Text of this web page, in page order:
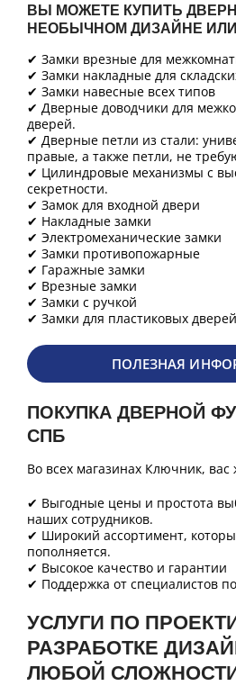
ВЫ МОЖЕТЕ КУПИТЬ
НЕОБЫЧНОМ ДИЗАЙНЕ
✔ Замки врезные для
✔ Замки накладные для
✔ Замки навесные всех типов
✔ Дверные доводчики для
дверей.
✔ Дверные петли из стали:
правые, а также петли, не
✔ Цилиндровые механизмы с
секретности.
✔ Замок для входной двери
✔ Накладные замки
✔ Электромеханические замки
✔ Замки противопожарные
✔ Гаражные замки
✔ Врезные замки
✔ Замки с ручкой
✔ Замки для пластиковых дверей
ПОЛЕЗНАЯ
ПОКУПКА ДВЕРНОЙ
СПБ
Во всех магазинах Ключник, вас
✔ Выгодные цены и простота
наших сотрудников.
✔ Широкий ассортимент,
пополняется.
✔ Высокое качество и гарантии
✔ Поддержка от специалистов
УСЛУГИ ПО
РАЗРАБОТКЕ
ЛЮБОЙ